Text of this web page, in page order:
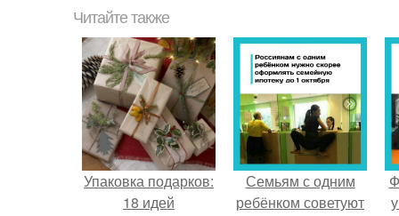
Читайте также
Упаковка подарков:
18 идей
Семьям с одним
ребёнком советуют